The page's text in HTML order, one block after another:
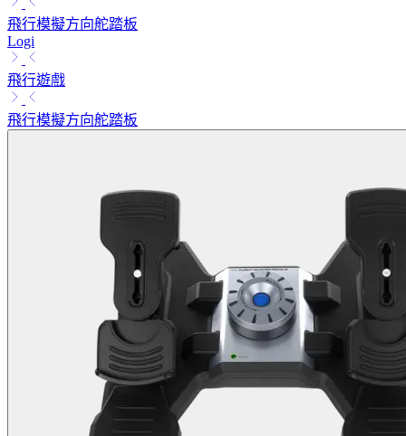
飛行模擬方向舵踏板
Logi
飛行遊戲
飛行模擬方向舵踏板